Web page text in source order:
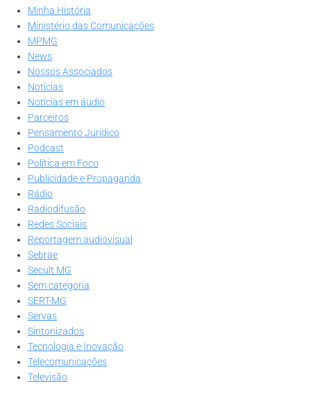
Minha História
Ministério das Comunicações
MPMG
News
Nossos Associados
Notícias
Notícias em áudio
Parceiros
Pensamento Jurídico
Podcast
Política em Foco
Publicidade e Propaganda
Rádio
Radiodifusão
Redes Sociais
Reportagem audiovisual
Sebrae
Secult MG
Sem categoria
SERT-MG
Servas
Sintonizados
Tecnologia e Inovação
Telecomunicações
Televisão